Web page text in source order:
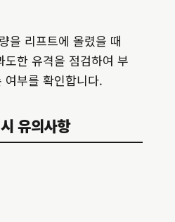
을 리프트에 올렸을 때
한 유격을 점검하여 부
여부를 확인합니다.
유의사항